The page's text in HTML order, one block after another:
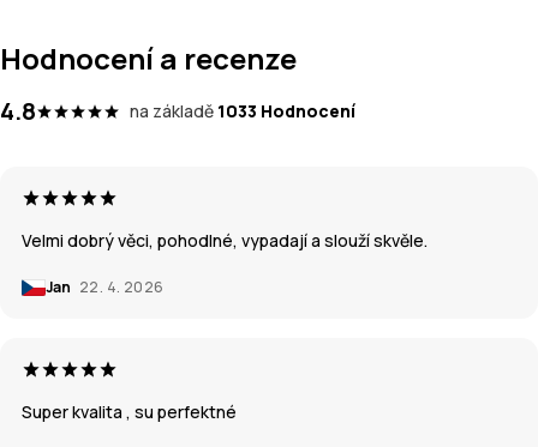
Hodnocení a recenze
4.8 na základě 1033 Hodnocení
Velmi dobrý věci, pohodlné, vypadají a slouží skvěle.
Jan 22. 4. 2026
Super kvalita , su perfektné